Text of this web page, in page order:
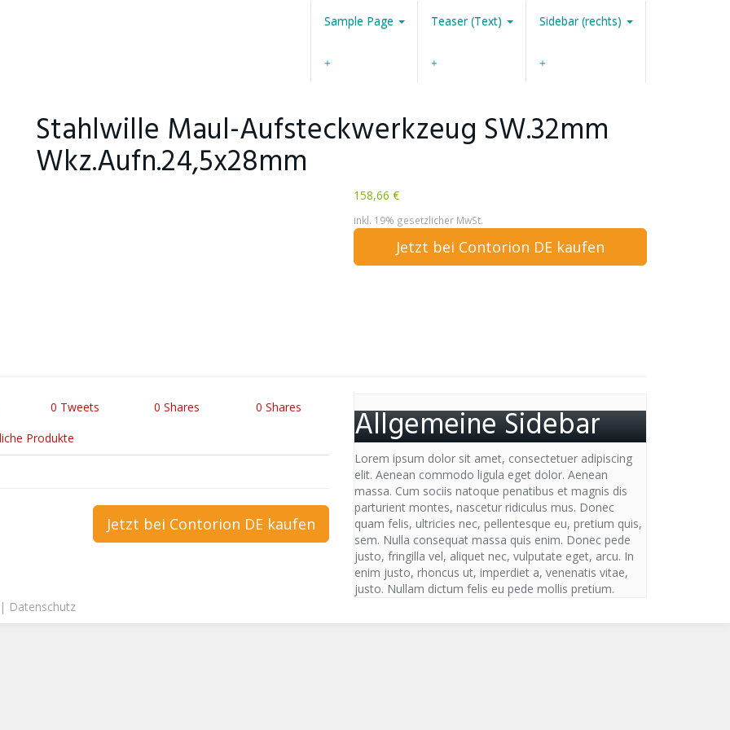
Sample Page Teaser (Text) Sidebar (rechts)
Stahlwille Maul-Aufsteckwerkzeug SW.32mm
Wkz.Aufn.24,5x28mm
158,66 €
inkl. 19% gesetzlicher MwSt.
Jetzt bei Contorion DE kaufen
0 Tweets 0 Shares 0 Shares
Produkte
Jetzt bei Contorion DE kaufen
Allgemeine Sidebar
Lorem ipsum dolor sit amet, consectetuer adipiscing
elit. Aenean commodo ligula eget dolor. Aenean
massa. Cum sociis natoque penatibus et magnis dis
parturient montes, nascetur ridiculus mus. Donec
quam felis, ultricies nec, pellentesque eu, pretium quis,
sem. Nulla consequat massa quis enim. Donec pede
justo, fringilla vel, aliquet nec, vulputate eget, arcu. In
enim justo, rhoncus ut, imperdiet a, venenatis vitae,
justo. Nullam dictum felis eu pede mollis pretium.
| Datenschutz